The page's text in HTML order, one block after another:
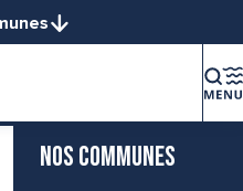
Accueil
NOS COMMUNES